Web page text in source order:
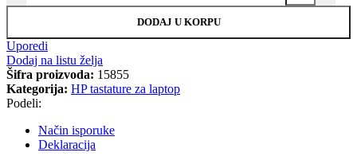
DODAJ U KORPU
Uporedi
Dodaj na listu želja
Šifra proizvoda: 15855
Kategorija: HP tastature za laptop
Podeli:
Način isporuke
Deklaracija